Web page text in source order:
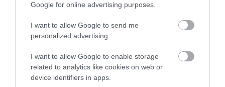
Google for online advertising purposes.
I want to allow Google to send me
personalized advertising.
I want to allow Google to enable storage
related to analytics like cookies on web or
device identifiers in apps.